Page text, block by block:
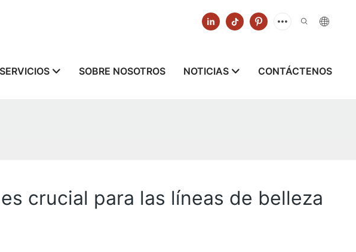
SERVICIOS SOBRE NOSOTROS NOTICIAS CONTÁCTENOS
crucial para las líneas de belleza